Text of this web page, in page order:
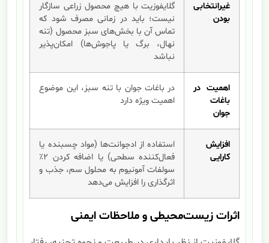
غیرانتخابی
بودن
گلایفوزیت با هیچ محصول زراعی سازگار
نیست؛ باید در زمانی مصرف شود که
تماس آن با بخش‌های سبز محصول (تنه
نهال، برگ یا پاجوش‌ها) امکان‌پذیر
نباشد
اهمیت در
باغات
جوان
در باغات جوان با تنه سبز، این موضوع
اهمیت ویژه دارد
افزایش
کارایی
استفاده از ادجوانت‌ها (مواد چسبنده یا
فعال‌کننده سطحی) یا اضافه کردن ۲٪
سولفات آمونیوم به محلول سم، جذب و
اثرگذاری را افزایش می‌دهد
اثرات زیست‌محیطی و ملاحظات ایمنی